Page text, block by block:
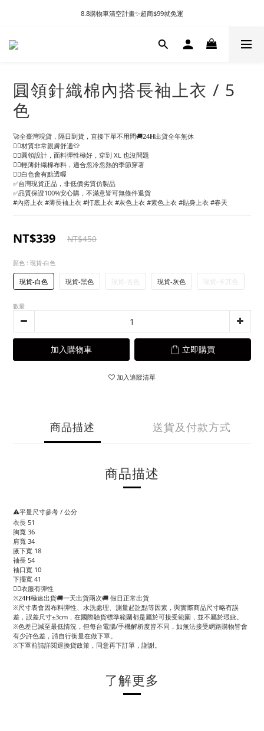
8.8購物車清空計畫✨超商$99就免運
圓領針織棉內搭長袖上衣 / 5
色
🚀全臺灣現貨，隔日到貨，直接下單不用問🚚24𝗛出貨全年無休
👉🏻材質非常親膚舒適👕
👉🏻圓領設計，面料彈性極好，穿到 XL 也沒問題
👉🏻輕薄針織棉布料，適合忽冷忽熱的季節穿著
👉🏻白色會有點透喔
✅台灣現貨正品，非低價劣質仿製品
✅品質保證100%安心購，不滿意皆可無條件退貨
#內搭上衣 #薄長袖上衣 #打底上衣 #灰色上衣 #素色上衣 #貼身上衣 #春天
NT$339 NT$450
顏色 : 現貨-白色
現貨-白色 現貨-黑色 現貨-杏色 現貨-灰色 現貨-卡其色
數量
加入購物車 立即購買
加入追蹤清單
商品描述 送貨及付款方式
商品描述
⚠️平量尺寸參考 / 公分
衣長 51
胸寬 36
肩寬 34
腋下寬 18
袖長 54
袖口寬 10
下擺寬 41
👉🏻衣服有彈性
※24𝗛極速出貨🚚一天出貨兩次🚚 假日正常出貨
※尺寸表會因布料彈性、水洗處理、測量起訖點等因素，與實際商品尺寸略有誤
差，誤差尺寸±3cm，在國際驗貨標準範圍都是屬於可接受範圍，並不屬於瑕疵。
※色差已減至最低情況，但每台電腦/手機解析度皆不同，如無法接受網路購物皆會
有少許色差，請自行衡量在做下單。
※下單前請詳閱退換貨政策，同意再下訂單，謝謝。
了解更多